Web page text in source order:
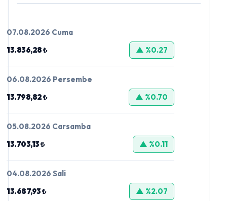
07.08.2026 Cuma
13.836,28 ₺
▲ %0.27
06.08.2026 Persembe
13.798,82 ₺
▲ %0.70
05.08.2026 Carsamba
13.703,13 ₺
▲ %0.11
04.08.2026 Sali
13.687,93 ₺
▲ %2.07